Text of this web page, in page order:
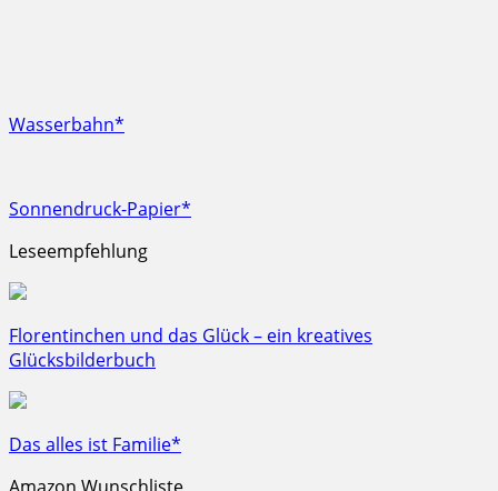
Wasserbahn*
Sonnendruck-Papier*
Leseempfehlung
Florentinchen und das Glück – ein kreatives
Glücksbilderbuch
Das alles ist Familie*